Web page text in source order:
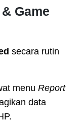
Game
secara rutin
menu Report
data